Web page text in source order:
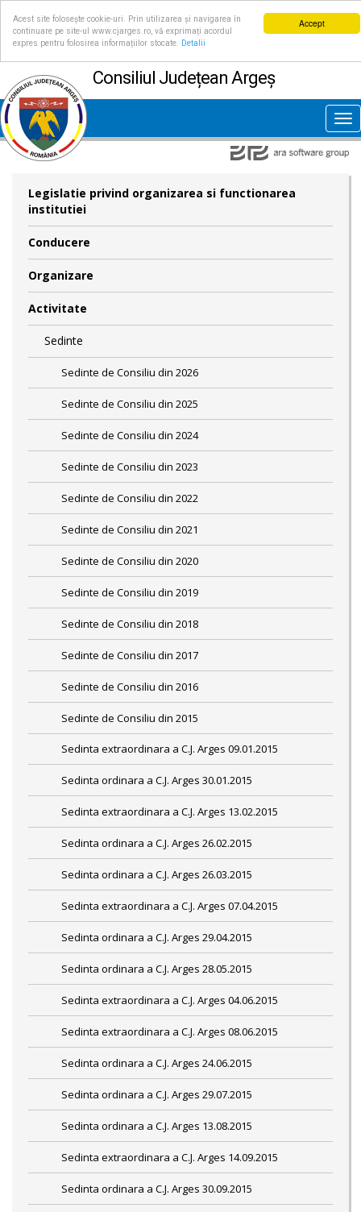
Accept
Acest site folosește cookie-uri. Prin utilizarea și navigarea în
continuare pe site-ul www.cjarges.ro, vă exprimați acordul
expres pentru folosirea informațiilor stocate.
Detalii
Consiliul Județean Argeș
Legislatie privind organizarea si functionarea
institutiei
Conducere
Organizare
Activitate
Sedinte
Sedinte de Consiliu din 2026
Sedinte de Consiliu din 2025
Sedinte de Consiliu din 2024
Sedinte de Consiliu din 2023
Sedinte de Consiliu din 2022
Sedinte de Consiliu din 2021
Sedinte de Consiliu din 2020
Sedinte de Consiliu din 2019
Sedinte de Consiliu din 2018
Sedinte de Consiliu din 2017
Sedinte de Consiliu din 2016
Sedinte de Consiliu din 2015
Sedinta extraordinara a C.J. Arges 09.01.2015
Sedinta ordinara a C.J. Arges 30.01.2015
Sedinta extraordinara a C.J. Arges 13.02.2015
Sedinta ordinara a C.J. Arges 26.02.2015
Sedinta ordinara a C.J. Arges 26.03.2015
Sedinta extraordinara a C.J. Arges 07.04.2015
Sedinta ordinara a C.J. Arges 29.04.2015
Sedinta ordinara a C.J. Arges 28.05.2015
Sedinta extraordinara a C.J. Arges 04.06.2015
Sedinta extraordinara a C.J. Arges 08.06.2015
Sedinta ordinara a C.J. Arges 24.06.2015
Sedinta ordinara a C.J. Arges 29.07.2015
Sedinta ordinara a C.J. Arges 13.08.2015
Sedinta extraordinara a C.J. Arges 14.09.2015
Sedinta ordinara a C.J. Arges 30.09.2015